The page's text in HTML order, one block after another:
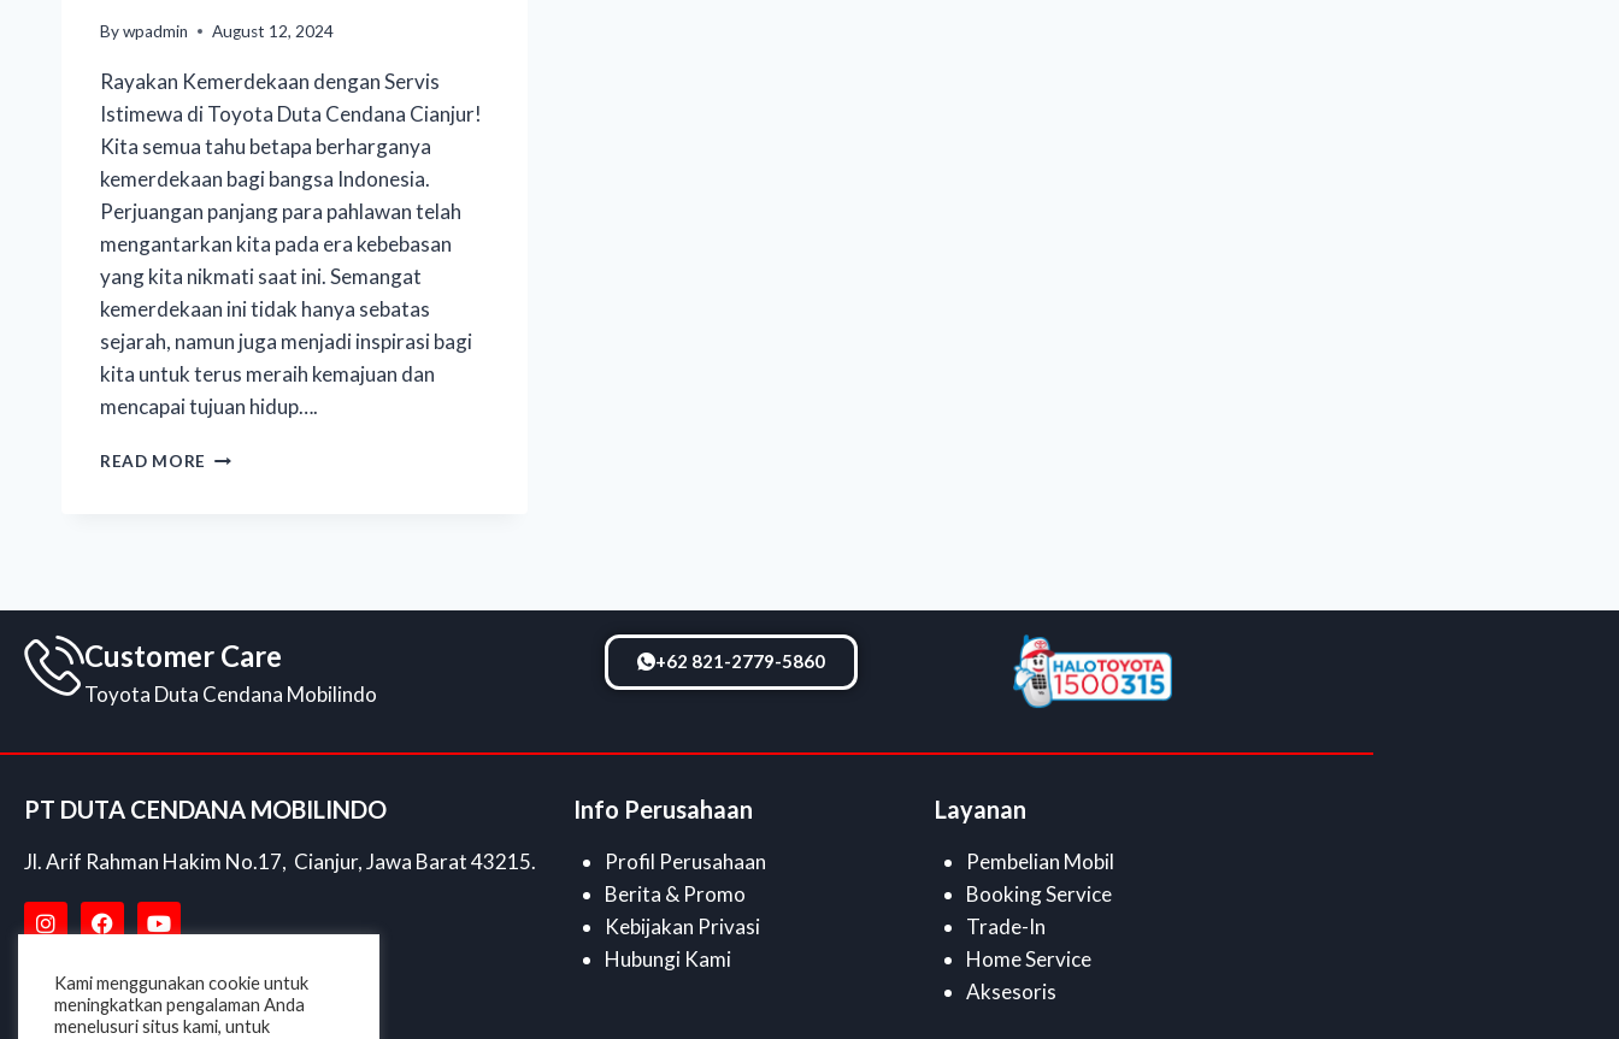
Bywpadmin August 12, 2024
Rayakan Kemerdekaan dengan Servis
Istimewa di Toyota Duta Cendana Cianjur!
Kita semua tahu betapa berharganya
kemerdekaan bagi bangsa Indonesia.
Perjuangan panjang para pahlawan telah
mengantarkan kita pada era kebebasan
yang kita nikmati saat ini. Semangat
kemerdekaan ini tidak hanya sebatas
sejarah, namun juga menjadi inspirasi bagi
kita untuk terus meraih kemajuan dan
mencapai tujuan hidup….
READ MORE
Customer Care
Toyota Duta Cendana Mobilindo
+62 821-2779-5860
PT DUTA CENDANA MOBILINDO
Jl. Arif Rahman Hakim No.17, Cianjur, Jawa Barat 43215.
Info Perusahaan
Profil Perusahaan
Berita & Promo
Kebijakan Privasi
Hubungi Kami
Layanan
Pembelian Mobil
Booking Service
Trade-In
Home Service
Aksesoris
Kami menggunakan cookie untuk
meningkatkan pengalaman Anda
menelusuri situs kami, untuk